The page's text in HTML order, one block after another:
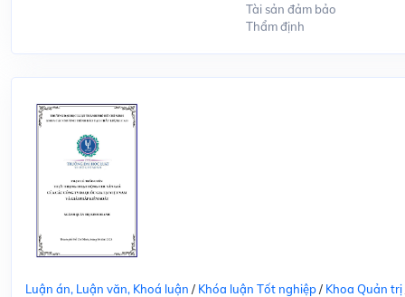
Tài sản đảm bảo
Thẩm định
Luận án, Luận văn, Khoá luận / Khóa luận Tốt nghiệp/ Khoa Quản trị